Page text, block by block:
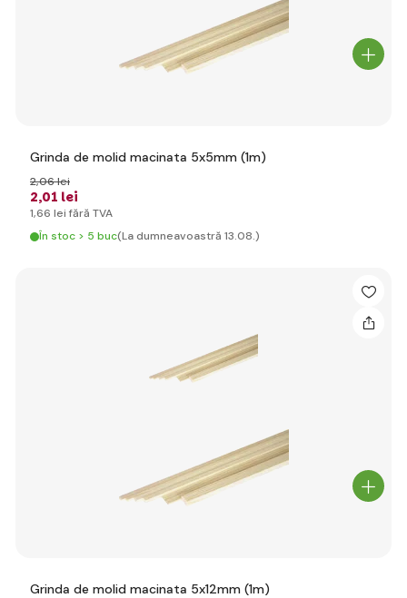
Grinda de molid macinata 5x5mm (1m)
2,01 lei
2,06 lei
1,66 lei fără TVA
În stoc > 5 buc(La dumneavoastră 13.08.)
Grinda de molid macinata 5x12mm (1m)